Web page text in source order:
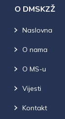
O DMSKZŽ
Naslovna
O nama
O MS-u
Vijesti
Kontakt